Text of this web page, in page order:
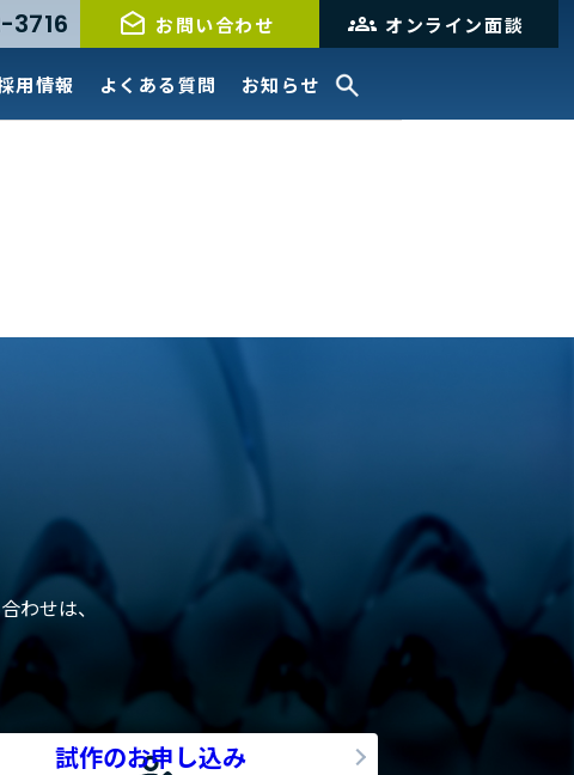
3716 お問い合わせ オンライン面談
用情報 よくある質問 お知らせ
わせは、
試作のお申し込み